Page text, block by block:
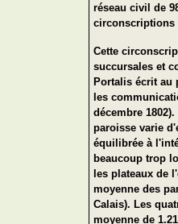
réseau civil de
circonscriptions
Cette
succursales et
Portalis écrit au
les
décembre
paroisse varie
équilibrée à
beaucoup trop
les plateaux de
moyenne des
Calais). Les
moyenne de